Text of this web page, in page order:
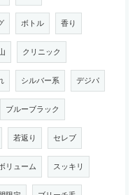
ボトル 香り
クリニック
シルバー系 デジパ
ブルーブラック
若返り セレブ
リューム スッキリ